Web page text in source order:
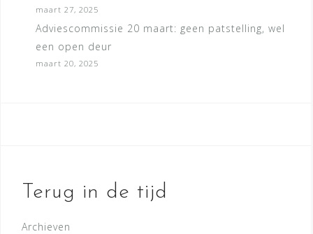
maart 27, 2025
Adviescommissie 20 maart: geen patstelling, wel
een open deur
maart 20, 2025
Terug in de tijd
Archieven